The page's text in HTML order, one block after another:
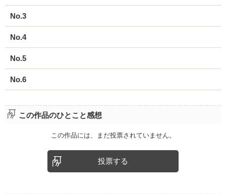
No.3
No.4
No.5
No.6
この作品のひとこと感想
この作品には、まだ投票されていません。
投票する